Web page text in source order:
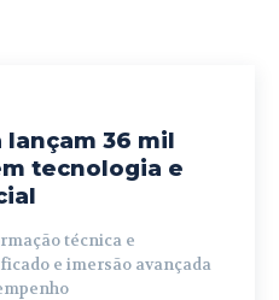
lançam 36 mil
tecnologia e
técnica e
e imersão avançada